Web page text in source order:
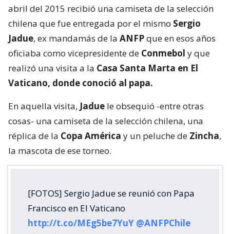
abril del 2015 recibió una camiseta de la selección
chilena que fue entregada por el mismo Sergio
Jadue, ex mandamás de la ANFPque en esos años
oficiaba como vicepresidente de Conmebol y que
realizó una visita a la Casa Santa Marta en El
Vaticano, donde conoció al papa.
En aquella visita, Jadue le obsequió -entre otras
cosas- una camiseta de la selección chilena, una
réplica de la Copa América y un peluche de Zincha,
la mascota de ese torneo.
[FOTOS] Sergio Jadue se reunió con Papa
Francisco en El Vaticano
http://t.co/MEg5be7YuY @ANFPChile